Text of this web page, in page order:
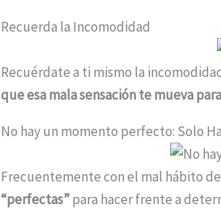
Recuerda la Incomodidad
Recuérdate a ti mismo la
que esa mala sensación te mueva
No hay un momento perfecto: Solo
Frecuentemente con el mal hábito
“perfectas”para hacer frente a